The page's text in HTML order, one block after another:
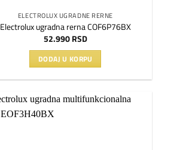
ELECTROLUX UGRADNE RERNE
Electrolux ugradna rerna COF6P76BX
52.990RSD
DODAJ U KORPU